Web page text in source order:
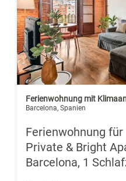
Ferienwohnung mit
Barcelona, Spanien
Ferienwohnung
Private & Bright
Barcelona, 1